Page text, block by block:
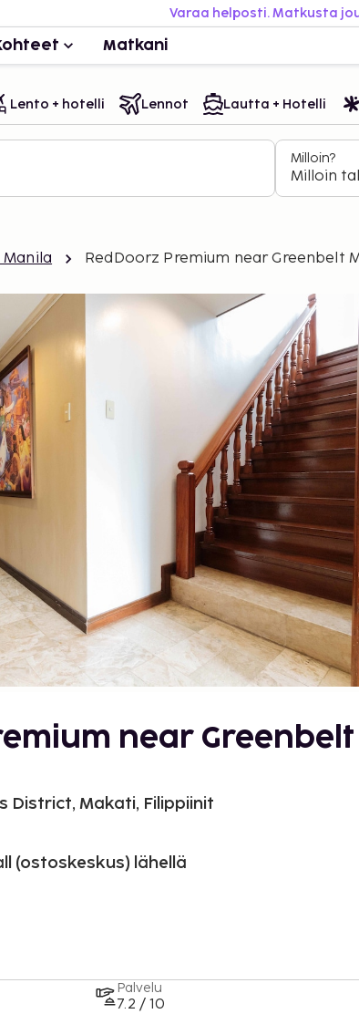
Varaa helposti. Matkusta
Matkani
Lento + hotelli Lennot Lautta + Hotelli
Milloin?
Milloin
RedDoorz Premium near Greenbelt
near Greenbelt
District, Makati, Filippiinit
(ostoskeskus) lähellä
Palvelu
7.2 / 10